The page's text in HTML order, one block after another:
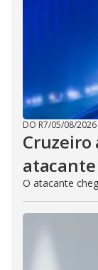
DO R7/05/08/2026
O atacante